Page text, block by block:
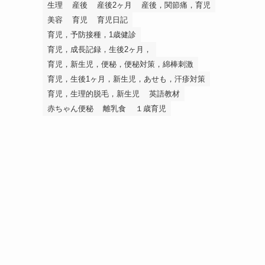
生理
産後 産後2ヶ月
産後，関節痛，育児
美容
育児
育児日記
育児，予防接種，1歳健診
育児，成長記録，生後2ヶ月，
育児，新生児，便秘，便秘対策，綿棒刺激
育児，生後1ヶ月，新生児，あせも，汗疹対策
育児，生理的脱毛，新生児
英語教材
赤ちゃん便秘
離乳食 １歳育児